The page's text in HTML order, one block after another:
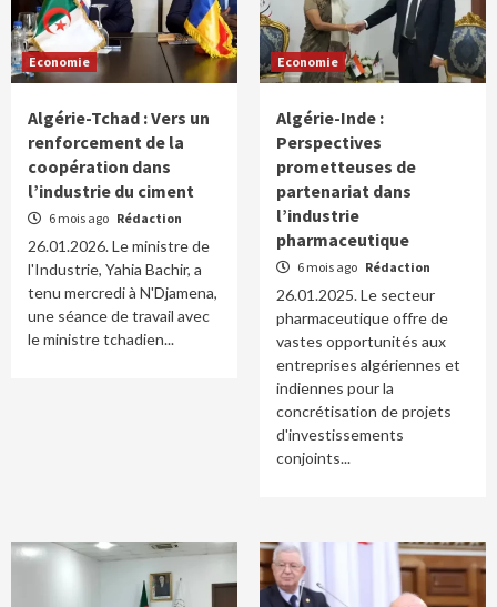
Economie
Algérie-Tchad : Vers un
renforcement de la
coopération dans
l’industrie du ciment
6 mois ago Rédaction
26.01.2026. Le ministre de
l'Industrie, Yahia Bachir, a
tenu mercredi à N'Djamena,
une séance de travail avec
le ministre tchadien...
Economie
Algérie-Inde :
Perspectives
prometteuses de
partenariat dans
l’industrie
pharmaceutique
6 mois ago Rédaction
26.01.2025. Le secteur
pharmaceutique offre de
vastes opportunités aux
entreprises algériennes et
indiennes pour la
concrétisation de projets
d'investissements
conjoints...